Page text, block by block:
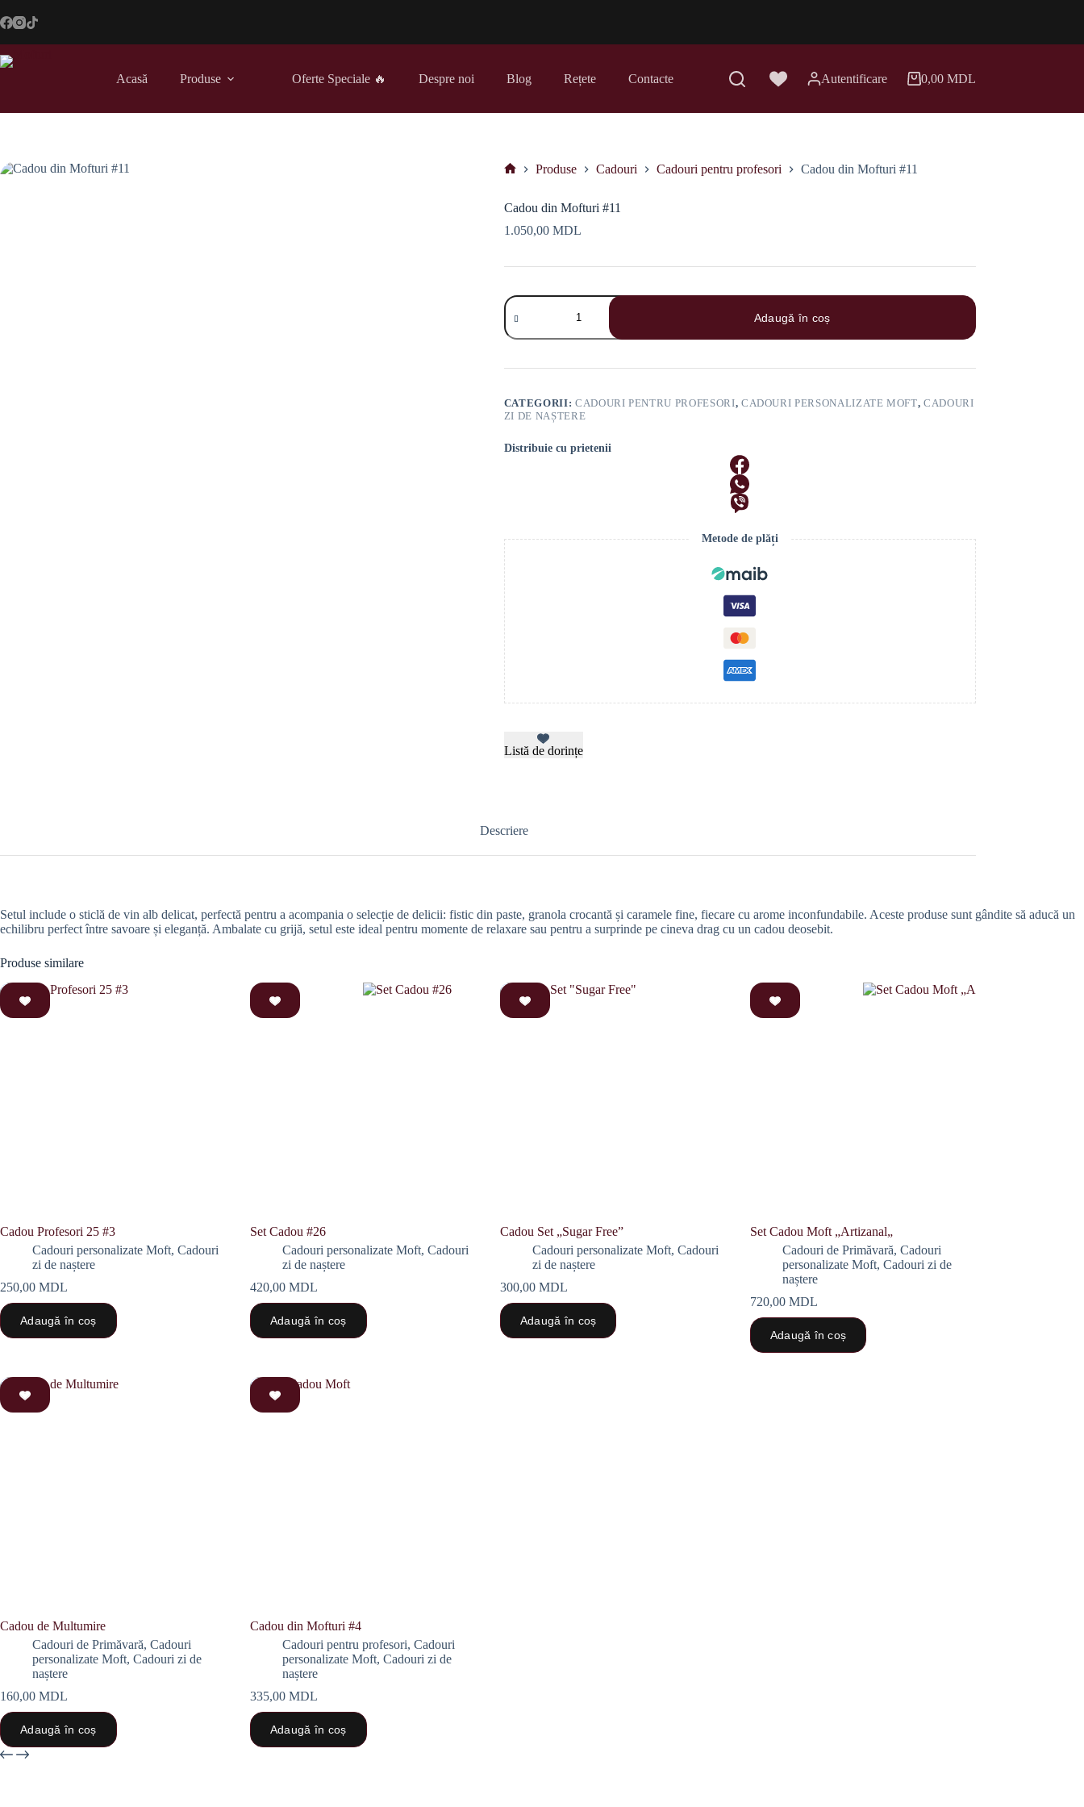
la
Acasă Produse Oferte Speciale 🔥 Despre noi Blog Rețete Contacte Autentificare
Coș
cumpărături
0,00 MDL
Produse Cadouri Cadouri pentru profesori Cadou din Mofturi #11
Cadou din Mofturi #11
1.050,00 MDL
Cantitate
Cadou
din
Mofturi
Adaugă în coș
CATEGORII: CADOURI PENTRU PROFESORI, CADOURI PERSONALIZATE MOFT,CADOURI
ZI DE NAȘTERE
Distribuie cu prietenii
Metode de plăți
Listă de dorințe
Descriere
Setul include o sticlă de vin alb delicat, perfectă pentru a acompania o selecție de delicii: fistic din paste, granola crocantă și caramele fine, fiecare cu arome inconfundabile. Aceste produse sunt gândite să aducă un
echilibru perfect între savoare și eleganță. Ambalate cu grijă, setul este ideal pentru momente de relaxare sau pentru a surprinde pe cineva drag cu un cadou deosebit.
Produse similare
Cadou Profesori 25 #3
Cadouri personalizate Moft, Cadouri
zi de naștere
250,00 MDL
Adaugă în coș
Set Cadou #26
Cadouri personalizate Moft, Cadouri
zi de naștere
420,00 MDL
Adaugă în coș
Cadou Set „Sugar Free”
Cadouri personalizate Moft, Cadouri
zi de naștere
300,00 MDL
Adaugă în coș
Set Cadou Moft „Artizanal„
Cadouri de Primăvară, Cadouri
personalizate Moft, Cadouri zi de
naștere
720,00 MDL
Adaugă în coș
Cadou de Multumire
Cadouri de Primăvară, Cadouri
personalizate Moft, Cadouri zi de
naștere
160,00 MDL
Adaugă în coș
Cadou din Mofturi #4
Cadouri pentru profesori, Cadouri
personalizate Moft, Cadouri zi de
naștere
335,00 MDL
Adaugă în coș